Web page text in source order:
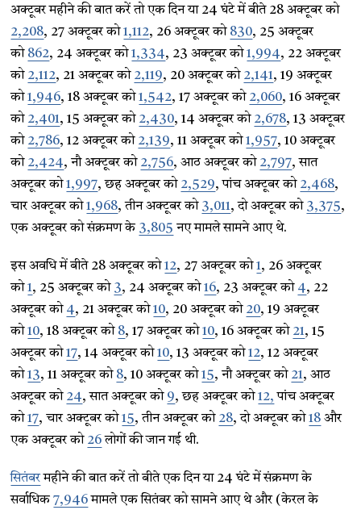
अक्टूबर महीने की बात करें तो एक दिन या 24 घंटे में बीते 28 अक्टूबर को
2,208, 27 अक्टूबर को1,112, 26 अक्टूबर को 830, 25 अक्टूबर
को 862, 24 अक्टूबर को1,334, 23 अक्टूबर को1,994, 22 अक्टूबर
को 2,112, 21 अक्टूबर को 2,119, 20 अक्टूबर को 2,141, 19 अक्टूबर
को1,946, 18 अक्टूबर को1,542, 17 अक्टूबर को 2,060, 16 अक्टूबर
को 2,401, 15 अक्टूबर को 2,430, 14 अक्टूबर को 2,678, 13 अक्टूबर
को 2,786, 12 अक्टूबर को 2,139, 11 अक्टूबर को1,957, 10 अक्टूबर
को 2,424, नौ अक्टूबर को 2,756, आठ अक्टूबर को 2,797, सात
अक्टूबर को1,997, छह अक्टूबर को 2,529, पांच अक्टूबर को 2,468,
चार अक्टूबर को1,968, तीन अक्टूबर को 3,011, दो अक्टूबर को 3,375,
एक अक्टूबर को संक्रमण के 3,805 नए मामले सामने आए थे.
इस अवधि में बीते 28 अक्टूबर को12, 27 अक्टूबर को1, 26 अक्टूबर
को1, 25 अक्टूबर को 3, 24 अक्टूबर को16, 23 अक्टूबर को 4, 22
अक्टूबर को 4, 21 अक्टूबर को10, 20 अक्टूबर को 20, 19 अक्टूबर
को10, 18 अक्टूबर को 8, 17 अक्टूबर को10, 16 अक्टूबर को 21, 15
अक्टूबर को17, 14 अक्टूबर को10, 13 अक्टूबर को12, 12 अक्टूबर
को13, 11 अक्टूबर को 8, 10 अक्टूबर को15, नौ अक्टूबर को 21, आठ
अक्टूबर को 24, सात अक्टूबर को 9, छह अक्टूबर को12, पांच अक्टूबर
को17, चार अक्टूबर को15, तीन अक्टूबर को 28, दो अक्टूबर को18 और
एक अक्टूबर को 26लोगों की जान गई थी.
सितंबरमहीने की बात करें तो बीते एक दिन या 24 घंटे में संक्रमण के
सर्वाधिक7,946मामले एक सितंबर को सामने आए थे और (केरल के